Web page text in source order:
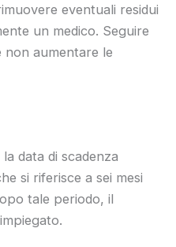
eventuali residui
un medico. Seguire
non aumentare le
data di scadenza
si riferisce a sei mesi
tale periodo, il